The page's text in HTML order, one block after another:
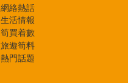
網絡熱話
生活情報
筍買着數
旅遊筍料
熱門話題